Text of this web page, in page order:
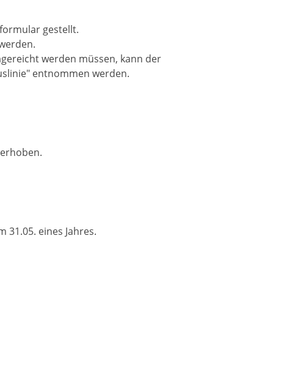
gestellt.
werden müssen, kann der
entnommen werden.
31.05. eines Jahres.